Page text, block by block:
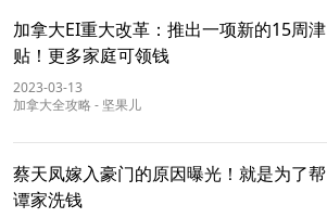
加拿大EI重大改革：推出一项新的15周津
贴！更多家庭可领钱
2023-03-13
加拿大全攻略- 坚果儿
蔡天凤嫁入豪门的原因曝光！就是为了帮
谭家洗钱